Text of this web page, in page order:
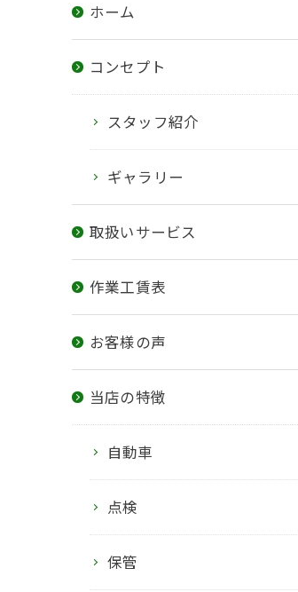
ホーム
コンセプト
スタッフ紹介
ギャラリー
取扱いサービス
作業工賃表
お客様の声
当店の特徴
自動車
点検
保管